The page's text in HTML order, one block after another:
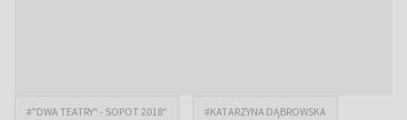
#"DWA TEATRY" - SOPOT 2018" #KATARZYNA DĄBROWSKA